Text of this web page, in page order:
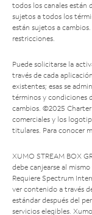
todos los canales están
sujetos a todos los
están sujetos a
restricciones.
Puede solicitarse la
través de cada
existentes; esas se
términos y condiciones
cambios. ©2025 Charter
comerciales y los
titulares. Para conocer
XUMO STREAM BOX
debe canjearse al
Requiere Spectrum
ver contenido a través
estándar después del
servicios elegibles.